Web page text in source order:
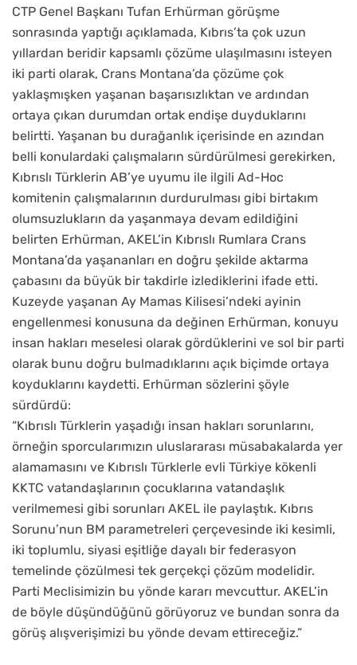
CTP Genel Başkanı Tufan Erhürman görüşme
sonrasında yaptığı açıklamada, Kıbrıs’ta çok uzun
yıllardan beridir kapsamlı çözüme ulaşılmasını isteyen
iki parti olarak, Crans Montana’da çözüme çok
yaklaşmışken yaşanan başarısızlıktan ve ardından
ortaya çıkan durumdan ortak endişe duyduklarını
belirtti. Yaşanan bu durağanlık içerisinde en azından
belli konulardaki çalışmaların sürdürülmesi gerekirken,
Kıbrıslı Türklerin AB’ye uyumu ile ilgili Ad-Hoc
komitenin çalışmalarının durdurulması gibi birtakım
olumsuzlukların da yaşanmaya devam edildiğini
belirten Erhürman, AKEL’in Kıbrıslı Rumlara Crans
Montana’da yaşananları en doğru şekilde aktarma
çabasını da büyük bir takdirle izlediklerini ifade etti.
Kuzeyde yaşanan Ay Mamas Kilisesi’ndeki ayinin
engellenmesi konusuna da değinen Erhürman, konuyu
insan hakları meselesi olarak gördüklerini ve sol bir parti
olarak bunu doğru bulmadıklarını açık biçimde ortaya
koyduklarını kaydetti. Erhürman sözlerini şöyle
sürdürdü:
“Kıbrıslı Türklerin yaşadığı insan hakları sorunlarını,
örneğin sporcularımızın uluslararası müsabakalarda yer
alamamasını ve Kıbrıslı Türklerle evli Türkiye kökenli
KKTC vatandaşlarının çocuklarına vatandaşlık
verilmemesi gibi sorunları AKEL ile paylaştık. Kıbrıs
Sorunu’nun BM parametreleri çerçevesinde iki kesimli,
iki toplumlu, siyasi eşitliğe dayalı bir federasyon
temelinde çözülmesi tek gerçekçi çözüm modelidir.
Parti Meclisimizin bu yönde kararı mevcuttur. AKEL’in
de böyle düşündüğünü görüyoruz ve bundan sonra da
görüş alışverişimizi bu yönde devam ettireceğiz.”